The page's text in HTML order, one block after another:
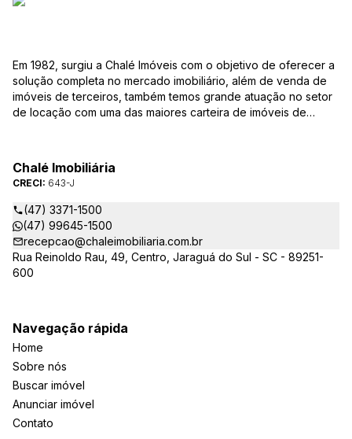
Em 1982, surgiu a Chalé Imóveis com o objetivo de oferecer a
solução completa no mercado imobiliário, além de venda de
imóveis de terceiros, também temos grande atuação no setor
de locação com uma das maiores carteira de imóveis de
Arte Imóveis. E também reavaliamos a nossa Missão, Visão e
Valores.
Chalé Imobiliária
CRECI: 643-J
(47) 3371-1500
(47) 99645-1500
recepcao@chaleimobiliaria.com.br
Rua Reinoldo Rau, 49, Centro, Jaraguá do Sul - SC - 89251-
600
Navegação rápida
Home
Sobre nós
Buscar imóvel
Anunciar imóvel
Contato